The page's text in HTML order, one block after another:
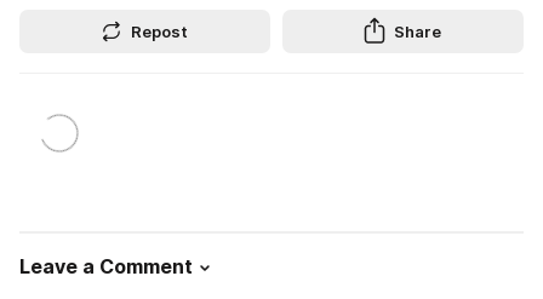
Repost Share
Leave a Comment